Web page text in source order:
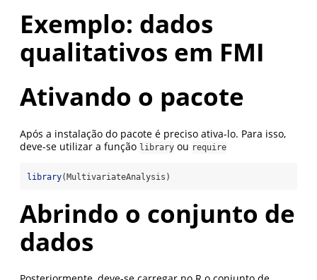
Exemplo: dados
qualitativos em FMI
Ativando o pacote
Após a instalação do pacote é preciso ativa-lo. Para isso,
deve-se utilizar a função library ou require
library(MultivariateAnalysis)
Abrindo o conjunto de
dados